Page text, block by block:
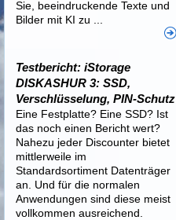
Sie, beeindruckende Texte und
Bilder mit KI zu ...
Testbericht: iStorage
DISKASHUR 3: SSD,
Verschlüsselung, PIN-Schutz
Eine Festplatte? Eine SSD? Ist
das noch einen Bericht wert?
Nahezu jeder Discounter bietet
mittlerweile im
Standardsortiment Datenträger
an. Und für die normalen
Anwendungen sind diese meist
vollkommen ausreichend.